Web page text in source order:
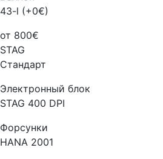
43-l (+0€)
от 800€
STAG
Стандарт
Электронный блок
STAG 400 DPI
Форсунки
HANA 2001